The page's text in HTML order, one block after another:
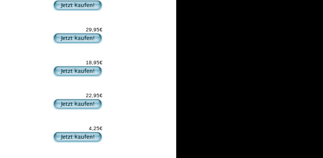
29,95€
18,95€
22,95€
4,25€